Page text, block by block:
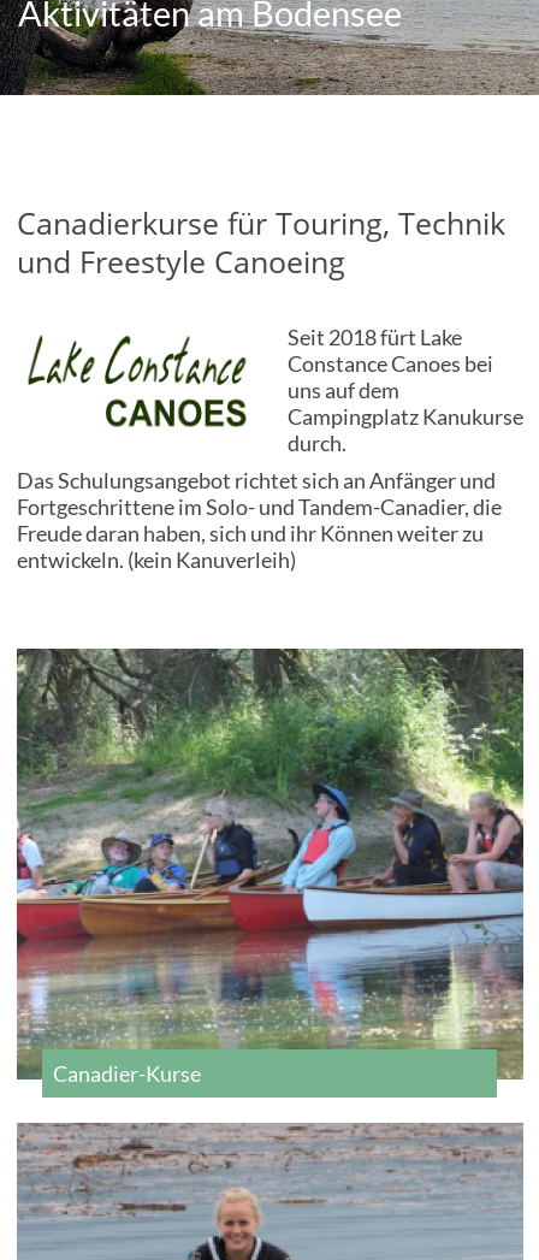
Bus-Treffen am See
Videos
Team
Wegweiser & Lageplan
Aktivitäten am Bodensee
Sehenswürdigkeiten
Hinweis für Jugendliche
Stellplatzreservierungen
Preise
Kontakt
Aktivitäten am Bodensee
Canadierkurse für Touring, Technik
und Freestyle Canoeing
Seit 2018 fürt Lake
Constance Canoes bei
uns auf dem
Campingplatz Kanukurse
durch.
Das Schulungsangebot richtet sich an Anfänger und
Fortgeschrittene im Solo- und Tandem-Canadier, die
Freude daran haben, sich und ihr Können weiter zu
entwickeln. (kein Kanuverleih)
Canadier-Kurse